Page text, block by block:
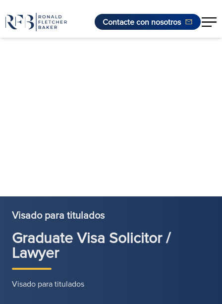
Contacte con nosotros
Visado para titulados
Graduate Visa Solicitor /
Lawyer
Visado para titulados